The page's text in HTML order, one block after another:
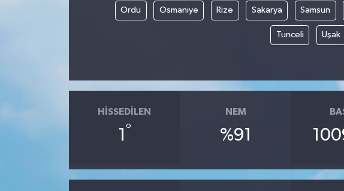
Ordu Osmaniye Rize Sakarya Samsun
Tunceli Uşak
HISSEDILEN
1°
NEM
%91